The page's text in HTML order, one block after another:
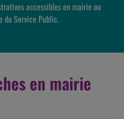
accessibles en mairie ou
du Service Public.
en mairie